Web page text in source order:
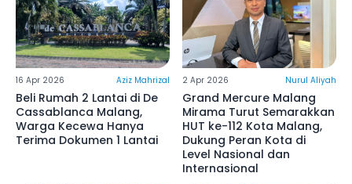
16 Apr 2026 Aziz Mahrizal
Beli Rumah 2 Lantai di De
Cassablanca Malang,
Warga Kecewa Hanya
Terima Dokumen 1 Lantai
2 Apr 2026 Nurul Aliyah
Grand Mercure Malang
Mirama Turut Semarakkan
HUT ke-112 Kota Malang,
Dukung Peran Kota di
Level Nasional dan
Internasional